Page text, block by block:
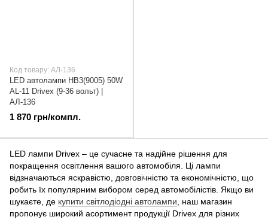
Код товару: АЛ-136
LED автолампи HВ3(9005) 50W
AL-11 Drivex (9-36 вольт) |
АЛ-136
1 870 грн/компл.
LED лампи Drivex – це сучасне та надійне рішення для
покращення освітлення вашого автомобіля. Ці лампи
відзначаються яскравістю, довговічністю та економічністю, що
робить їх популярним вибором серед автомобілістів. Якщо ви
шукаєте, де купити світлодіодні автолампи, наш магазин
пропонує широкий асортимент продукції Drivex для різних